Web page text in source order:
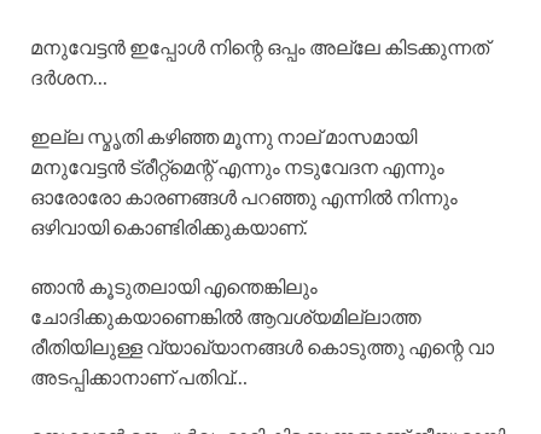
മനുവേട്ടൻ ഇപ്പോൾ നിന്റെ ഒപ്പം അല്ലേ കിടക്കുന്നത്
ദർശന…
ഇല്ല സ്മൃതി കഴിഞ്ഞ മൂന്നു നാല് മാസമായി
മനുവേട്ടൻ ട്രീറ്റ്മെന്റ് എന്നും നടുവേദന എന്നും
ഓരോരോ കാരണങ്ങൾ പറഞ്ഞു എന്നിൽ നിന്നും
ഒഴിവായി കൊണ്ടിരിക്കുകയാണ്.
ഞാൻ കൂടുതലായി എന്തെങ്കിലും
ചോദിക്കുകയാണെങ്കിൽ ആവശ്യമില്ലാത്ത
രീതിയിലുള്ള വ്യാഖ്യാനങ്ങൾ കൊടുത്തു എന്റെ വാ
അടപ്പിക്കാനാണ് പതിവ്…